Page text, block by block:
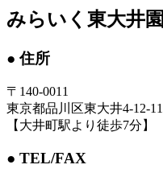
みらいく東大井園
● 住所
〒140-0011
東京都品川区東大井4-12-11
【大井町駅より徒歩7分】
● TEL/FAX